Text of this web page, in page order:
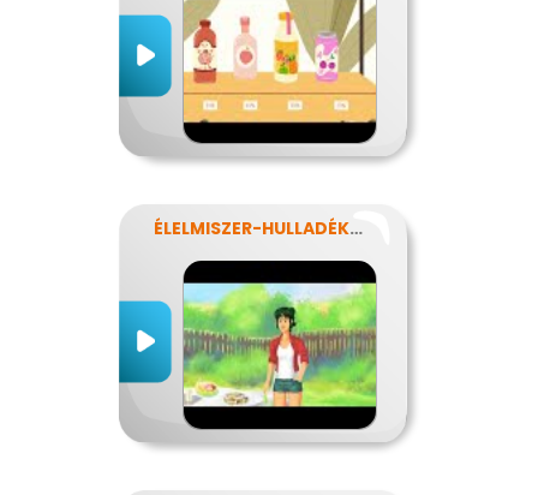
ÉLELMISZER-HULLADÉKOK